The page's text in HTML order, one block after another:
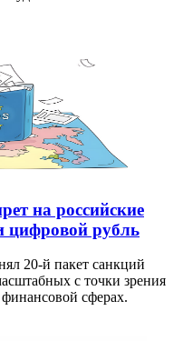
на российские
цифровой рубль
20-й пакет санкций
с точки зрения
сферах.